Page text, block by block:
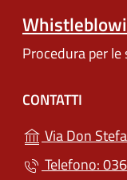
Procedura per
CONTATTI
Via Don
Telefono: